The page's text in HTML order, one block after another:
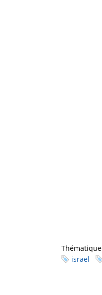
Thématique
israël